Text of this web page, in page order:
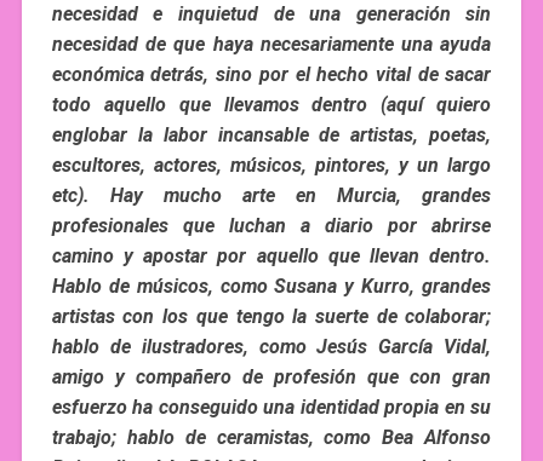
necesidad e inquietud de una generación sin
necesidad de que haya necesariamente una ayuda
económica detrás, sino por el hecho vital de sacar
todo aquello que llevamos dentro (aquí quiero
englobar la labor incansable de artistas, poetas,
escultores, actores, músicos, pintores, y un largo
etc). Hay mucho arte en Murcia, grandes
profesionales que luchan a diario por abrirse
camino y apostar por aquello que llevan dentro.
Hablo de músicos, como Susana y Kurro, grandes
artistas con los que tengo la suerte de colaborar;
hablo de ilustradores, como Jesús García Vidal,
amigo y compañero de profesión que con gran
esfuerzo ha conseguido una identidad propia en su
trabajo; hablo de ceramistas, como Bea Alfonso